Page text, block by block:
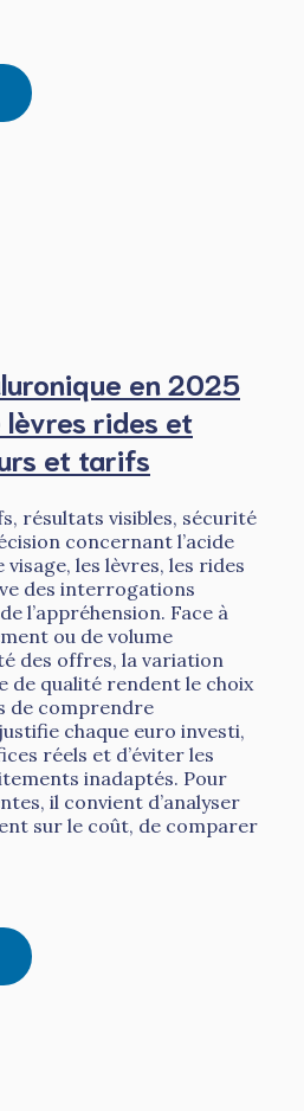
en 2025
rides et
et tarifs
résultats visibles, sécurité
concernant l’acide
les lèvres, les rides
des interrogations
l’appréhension. Face à
ou de volume
des offres, la variation
de qualité rendent le choix
de comprendre
chaque euro investi,
réels et d’éviter les
inadaptés. Pour
il convient d’analyser
sur le coût, de comparer